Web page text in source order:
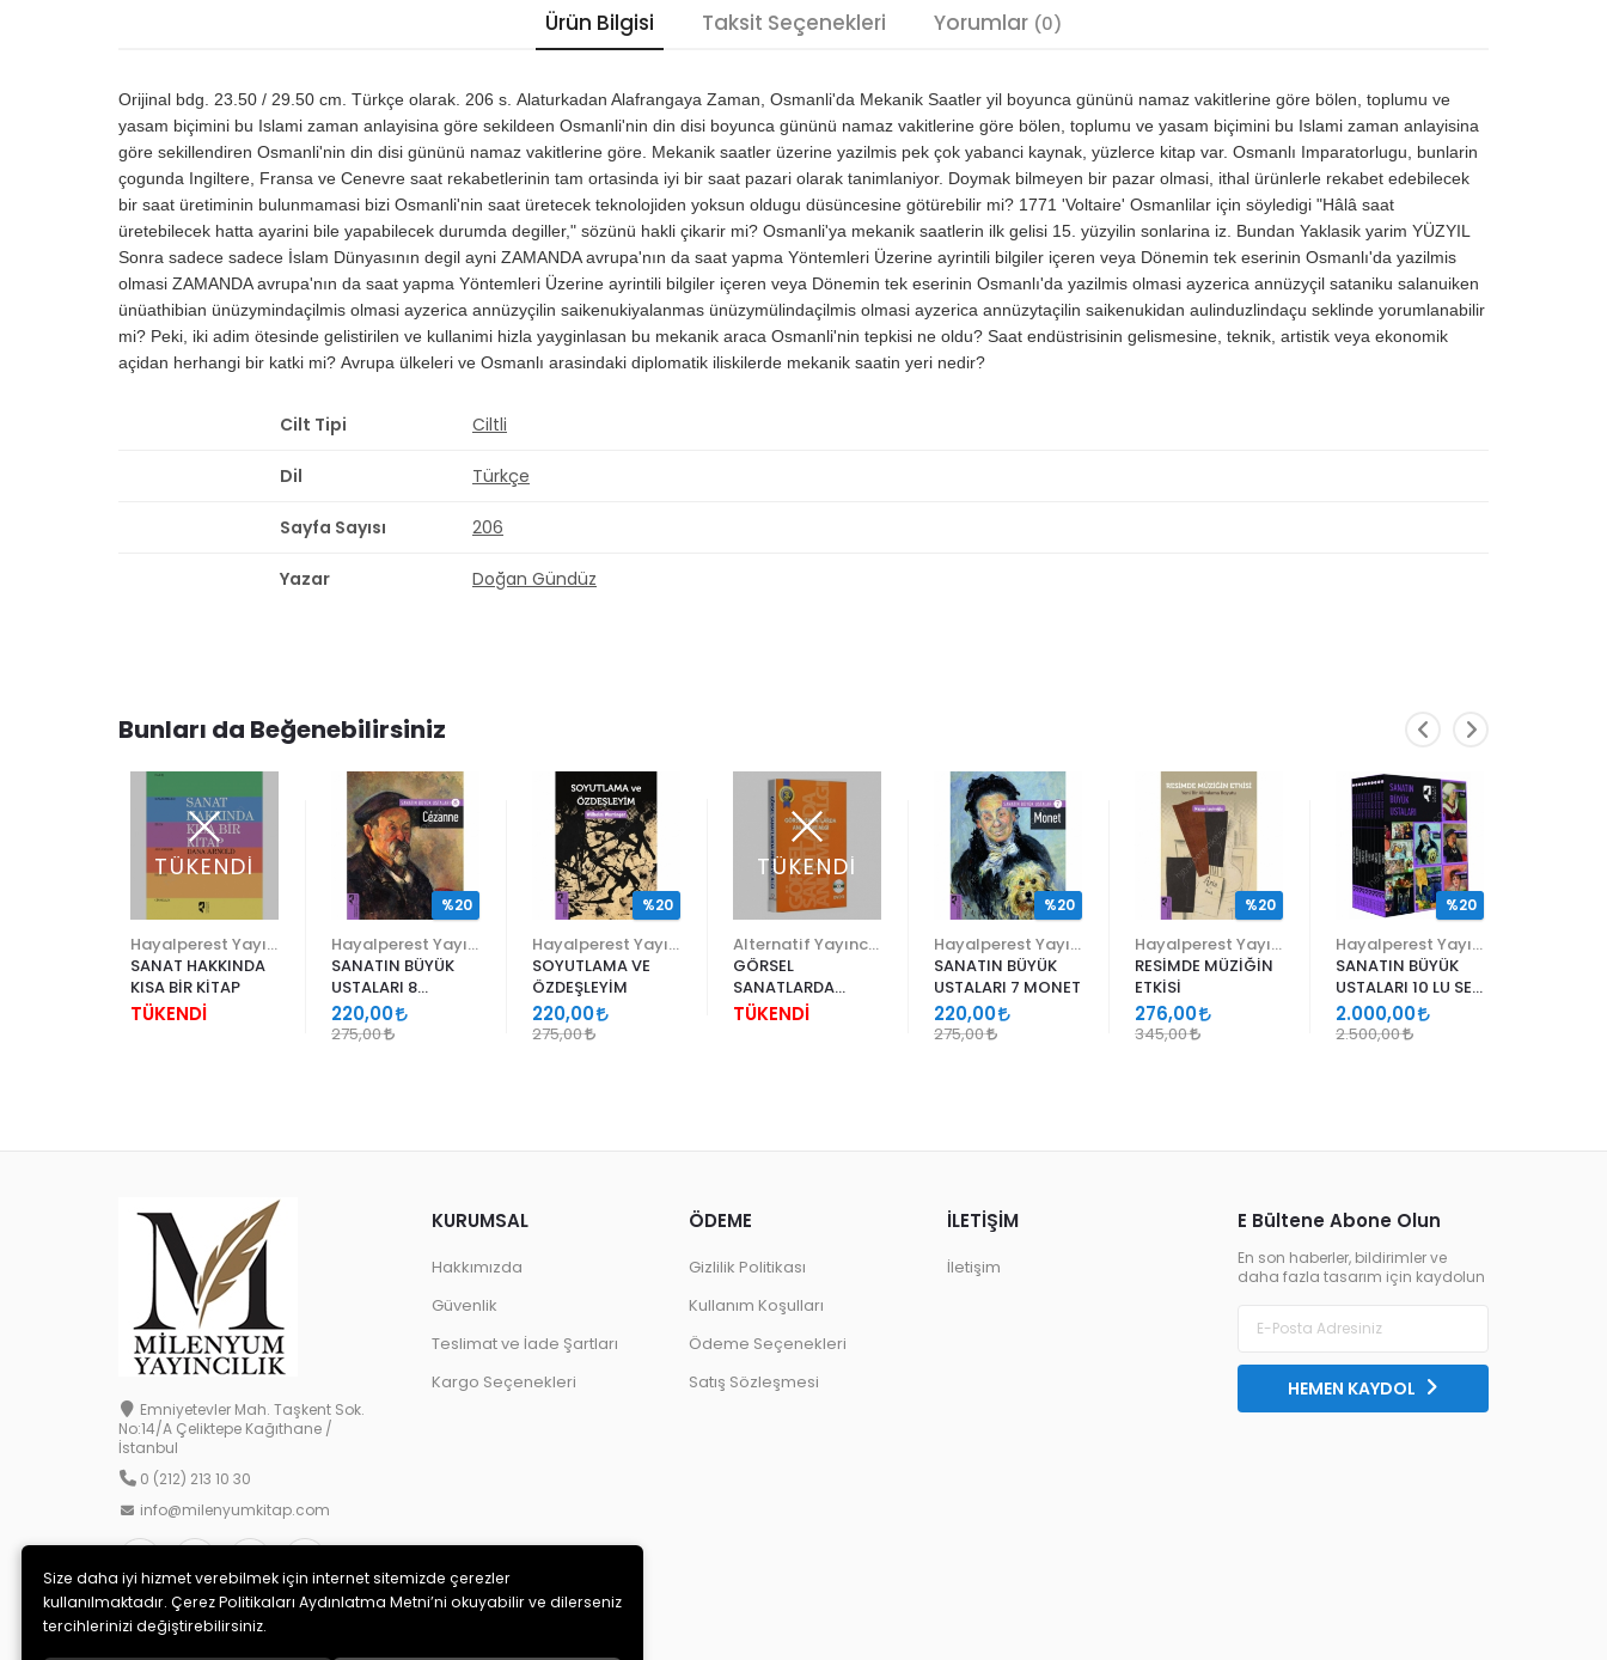
Ürün Bilgisi Taksit Seçenekleri Yorumlar (0)
Orijinal bdg. 23.50 / 29.50 cm. Türkçe olarak. 206 s. Alaturkadan Alafrangaya Zaman, Osmanli'da Mekanik Saatler yil boyunca gününü namaz vakitlerine göre bölen, toplumu ve
yasam biçimini bu Islami zaman anlayisina göre sekildeen Osmanli'nin din disi boyunca gününü namaz vakitlerine göre bölen, toplumu ve yasam biçimini bu Islami zaman anlayisina
göre sekillendiren Osmanli'nin din disi gününü namaz vakitlerine göre. Mekanik saatler üzerine yazilmis pek çok yabanci kaynak, yüzlerce kitap var. Osmanlı Imparatorlugu, bunlarin
çogunda Ingiltere, Fransa ve Cenevre saat rekabetlerinin tam ortasinda iyi bir saat pazari olarak tanimlaniyor. Doymak bilmeyen bir pazar olmasi, ithal ürünlerle rekabet edebilecek
bir saat üretiminin bulunmamasi bizi Osmanli'nin saat üretecek teknolojiden yoksun oldugu düsüncesine götürebilir mi? 1771 'Voltaire' Osmanlilar için söyledigi "Hâlâ saat
üretebilecek hatta ayarini bile yapabilecek durumda degiller," sözünü hakli çikarir mi? Osmanli'ya mekanik saatlerin ilk gelisi 15. yüzyilin sonlarina iz. Bundan Yaklasik yarim YÜZYIL
Sonra sadece sadece İslam Dünyasının degil ayni ZAMANDA avrupa'nın da saat yapma Yöntemleri Üzerine ayrintili bilgiler içeren veya Dönemin tek eserinin Osmanlı'da yazilmis
olmasi ZAMANDA avrupa'nın da saat yapma Yöntemleri Üzerine ayrintili bilgiler içeren veya Dönemin tek eserinin Osmanlı'da yazilmis olmasi ayzerica annüzyçil sataniku salanuiken
ünüathibian ünüzymindaçilmis olmasi ayzerica annüzyçilin saikenukiyalanmas ünüzymülindaçilmis olmasi ayzerica annüzytaçilin saikenukidan aulinduzlindaçu seklinde yorumlanabilir
mi? Peki, iki adim ötesinde gelistirilen ve kullanimi hizla yayginlasan bu mekanik araca Osmanli'nin tepkisi ne oldu? Saat endüstrisinin gelismesine, teknik, artistik veya ekonomik
açidan herhangi bir katki mi? Avrupa ülkeleri ve Osmanlı arasindaki diplomatik iliskilerde mekanik saatin yeri nedir?
Cilt Tipi Ciltli
Dil Türkçe
Sayfa Sayısı 206
Yazar Doğan Gündüz
Bunları da Beğenebilirsiniz
TÜKENDİ
SANAT HAKKINDA
KISA BİR KİTAP
TÜKENDİ
SANATIN BÜYÜK
USTALARI 8
CEZANNE
220,00
275,00
%20
SOYUTLAMA VE
ÖZDEŞLEYİM
220,00
275,00
%20
TÜKENDİ
GÖRSEL
SANATLARDA
ANLAM VE ALGI
TÜKENDİ
SANATIN BÜYÜK
USTALARI 7 MONET
220,00
275,00
%20
RESİMDE MÜZİĞİN
ETKİSİ
276,00
345,00
%20
SANATIN BÜYÜK
USTALARI 10 LU SET
KUTULU
2.000,00
2.500,00
%20
Emniyetevler Mah. Taşkent Sok.
No:14/A Çeliktepe Kağıthane /
İstanbul
0 (212) 213 10 30
info@milenyumkitap.com
E Bültene Abone Olun
En son haberler, bildirimler ve
daha fazla tasarım için kaydolun
HEMEN KAYDOL
KURUMSAL
Hakkımızda
Güvenlik
Teslimat ve İade Şartları
Kargo Seçenekleri
ÖDEME
Gizlilik Politikası
Kullanım Koşulları
Ödeme Seçenekleri
Satış Sözleşmesi
İLETİŞİM
İletişim
Size daha iyi hizmet verebilmek için internet sitemizde çerezler
kullanılmaktadır. Çerez Politikaları Aydınlatma Metni’ni okuyabilir ve dilerseniz
tercihlerinizi değiştirebilirsiniz.